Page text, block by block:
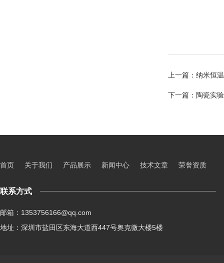
上一篇： 纳米恒
下一篇： 陶瓷实
首页 关于我们 产品展示 新闻中心 技术文章 荣誉资质
联系方式
邮箱：1353756166@qq.com
地址：深圳市盐田区东海大道西447号奥克微大楼5楼